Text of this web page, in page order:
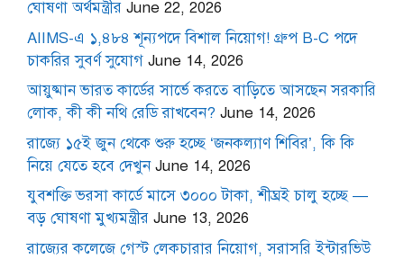
ঘোষণা অর্থমন্ত্রীর June 22, 2026
AIIMS-এ ১,৪৮৪ শূন্যপদে বিশাল নিয়োগ! গ্রুপ B-C পদে
চাকরির সুবর্ণ সুযোগ June 14, 2026
আয়ুষ্মান ভারত কার্ডের সার্ভে করতে বাড়িতে আসছেন সরকারি
লোক, কী কী নথি রেডি রাখবেন? June 14, 2026
রাজ্যে ১৫ই জুন থেকে শুরু হচ্ছে ‘জনকল্যাণ শিবির’, কি কি
নিয়ে যেতে হবে দেখুন June 14, 2026
যুবশক্তি ভরসা কার্ডে মাসে ৩০০০ টাকা, শীঘ্রই চালু হচ্ছে —
বড় ঘোষণা মুখ্যমন্ত্রীর June 13, 2026
রাজ্যের কলেজে গেস্ট লেকচারার নিয়োগ, সরাসরি ইন্টারভিউ